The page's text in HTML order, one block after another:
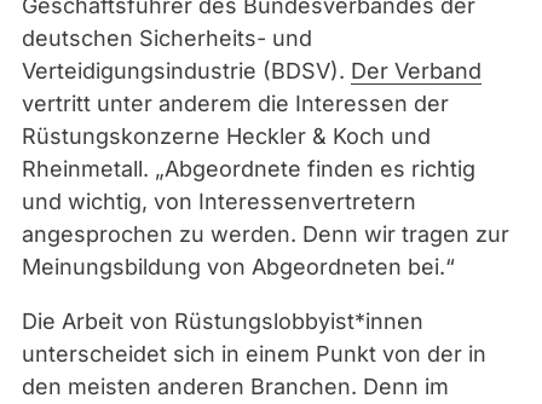
Geschäftsführer des Bundesverbandes der
deutschen Sicherheits- und
Verteidigungsindustrie (BDSV). Der Verband
vertritt unter anderem die Interessen der
Rüstungskonzerne Heckler & Koch und
Rheinmetall. „Abgeordnete finden es richtig
und wichtig, von Interessenvertretern
angesprochen zu werden. Denn wir tragen zur
Meinungsbildung von Abgeordneten bei.“
Die Arbeit von Rüstungslobbyist*innen
unterscheidet sich in einem Punkt von der in
den meisten anderen Branchen. Denn im